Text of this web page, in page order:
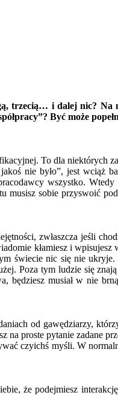
trzecią… i dalej nic?
Być może
To dla niektórych
nie było”, jest wciąż
wszystko.
sobie przyswoić
zwłaszcza jeśli
kłamiesz i
świecie nic się nie
Poza tym ludzie się
musiał w nie
od gawędziarzy,
na proste pytanie zadane
czyichś myśli. W
że podejmiesz